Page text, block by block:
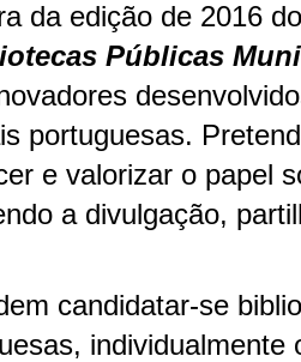
da edição de 2016
Públicas
portuguesas.
e valorizar o papel
a divulgação,
candidatar-se
individualmente